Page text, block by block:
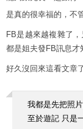
是真的很幸福的，不
FB是越來越複雜了
都是姐夫發FB訊息才
好久沒回來這看文章
我都是先把照
至於遊記 只是